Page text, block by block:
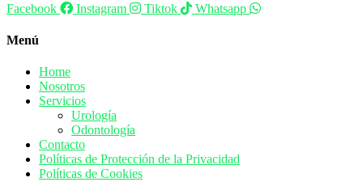
Facebook Instagram Tiktok Whatsapp
Menú
Home
Nosotros
Servicios
Urología
Odontología
Contacto
Políticas de Protección de la Privacidad
Políticas de Cookies